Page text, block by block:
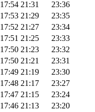
17:54 21:31
23:36
17:53 21:29
23:35
17:52 21:27
23:34
17:51 21:25
23:33
17:50 21:23
23:32
17:50 21:21
23:31
17:49 21:19
23:30
17:48 21:17
23:27
17:47 21:15
23:24
17:46 21:13
23:20